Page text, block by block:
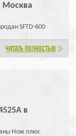
Москва
SFTD-600
ЧИТАТЬ ПОЛНОСТЬЮ
в
Нож плюс